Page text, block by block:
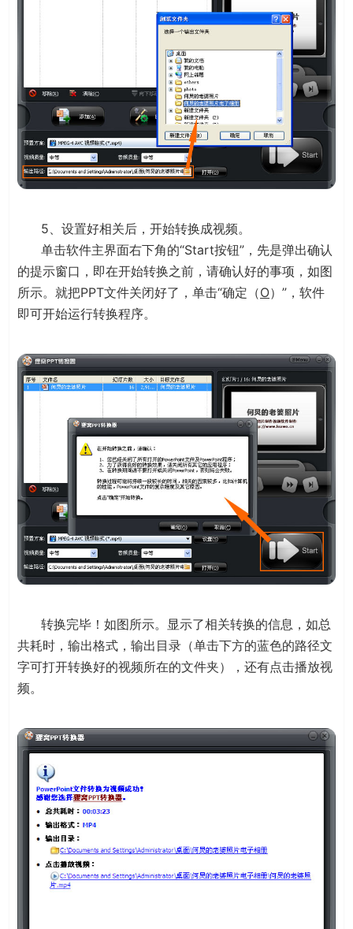
5、设置好相关后，开始转换成视频。
单击软件主界面右下角的“Start按钮”，先是弹出确认
的提示窗口，即在开始转换之前，请确认好的事项，如图
所示。就把PPT文件关闭好了，单击“确定（O）”，软件
即可开始运行转换程序。
转换完毕！如图所示。显示了相关转换的信息，如总
共耗时，输出格式，输出目录（单击下方的蓝色的路径文
字可打开转换好的视频所在的文件夹），还有点击播放视
频。